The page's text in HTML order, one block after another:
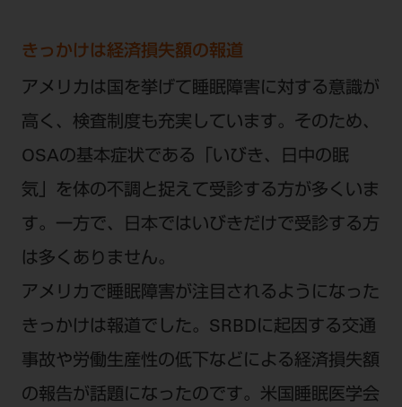
きっかけは経済損失額の報道
アメリカは国を挙げて睡眠障害に対する意識が
高く、検査制度も充実しています。そのため、
OSAの基本症状である「いびき、日中の眠
気」を体の不調と捉えて受診する方が多くいま
す。一方で、日本ではいびきだけで受診する方
は多くありません。
アメリカで睡眠障害が注目されるようになった
きっかけは報道でした。SRBDに起因する交通
事故や労働生産性の低下などによる経済損失額
の報告が話題になったのです。米国睡眠医学会